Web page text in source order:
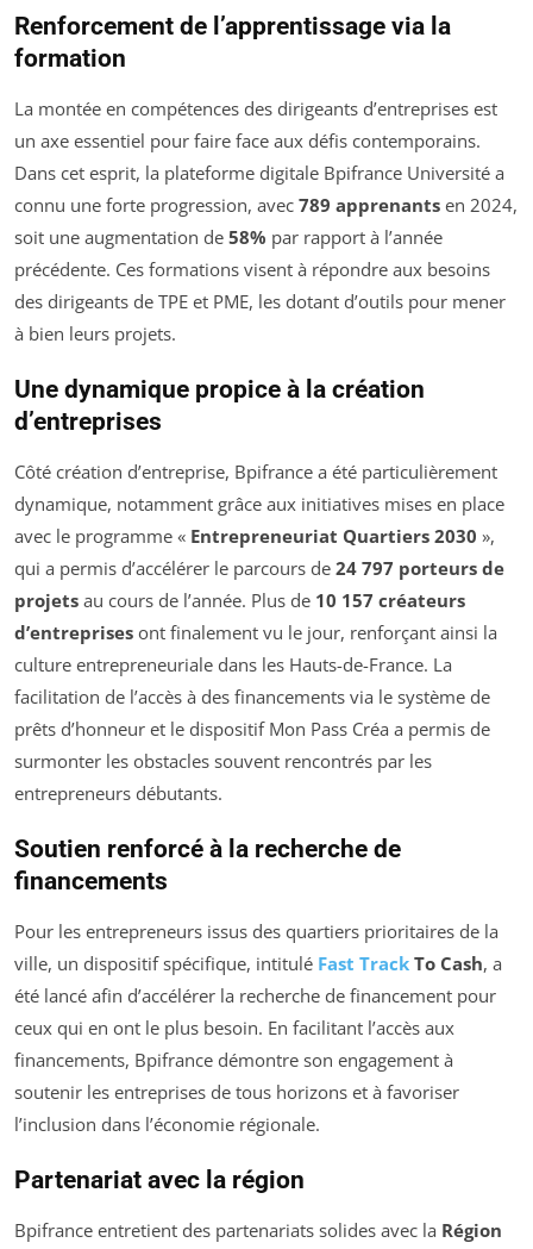
Renforcement de l’apprentissage via la
formation
La montée en compétences des dirigeants d’entreprises est
un axe essentiel pour faire face aux défis contemporains.
Dans cet esprit, la plateforme digitale Bpifrance Université a
connu une forte progression, avec 789 apprenants en 2024,
soit une augmentation de 58% par rapport à l’année
précédente. Ces formations visent à répondre aux besoins
des dirigeants de TPE et PME, les dotant d’outils pour mener
à bien leurs projets.
Une dynamique propice à la création
d’entreprises
Côté création d’entreprise, Bpifrance a été particulièrement
dynamique, notamment grâce aux initiatives mises en place
avec le programme « Entrepreneuriat Quartiers 2030 »,
qui a permis d’accélérer le parcours de 24 797 porteurs de
projets au cours de l’année. Plus de 10 157 créateurs
d’entreprises ont finalement vu le jour, renforçant ainsi la
culture entrepreneuriale dans les Hauts-de-France. La
facilitation de l’accès à des financements via le système de
prêts d’honneur et le dispositif Mon Pass Créa a permis de
surmonter les obstacles souvent rencontrés par les
entrepreneurs débutants.
Soutien renforcé à la recherche de
financements
Pour les entrepreneurs issus des quartiers prioritaires de la
ville, un dispositif spécifique, intitulé Fast Track To Cash, a
été lancé afin d’accélérer la recherche de financement pour
ceux qui en ont le plus besoin. En facilitant l’accès aux
financements, Bpifrance démontre son engagement à
soutenir les entreprises de tous horizons et à favoriser
l’inclusion dans l’économie régionale.
Partenariat avec la région
Bpifrance entretient des partenariats solides avec la Région